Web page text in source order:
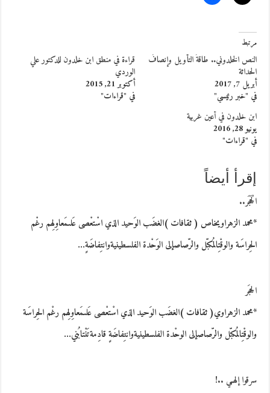
مرتبط
النص الخلدوني.. طاقةُ التأويل وإنصافُ
الحداثة
أبريل 7, 2017
في "خبر رئيسي"
قراءة في منطق ابن خلدون للدكتور علي
الوردي
أكتوبر 21, 2015
في "قراءات"
ابن خلدون في أعين غربية
يونيو 28, 2016
في "قراءات"
إقرأ أيضاً
الْحَجَر..
*محمد الزهراويخاص ( ثقافات )الغضَب الوَحيد الذي اسْتعْصى عَلىمَعاوِلِهم رغْم
الحِراسَة والوقْتِالمُكبّل والرّصاصإلى الوَحْدة الفلسطينيةوانتِفاضَةٍ…
الحجَر
*محمد الزهراوي( ثقافات )الغضَب الوَحيد الذي اسْتعْصى عَلىمَعاوِلِهم رغْم الحِراسَة
والوقْتِالمُكبّل والرّصاصإلى الوحْدة الفلسطينيةوانتِفاضَةٍ قادِمةتَنْتابُني…
سرقوا إلهـي ..!